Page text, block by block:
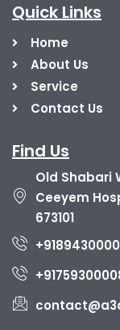
Quick Links
Home
About Us
Service
Contact Us
Find Us
Old Shabari
Ceeyem
673101